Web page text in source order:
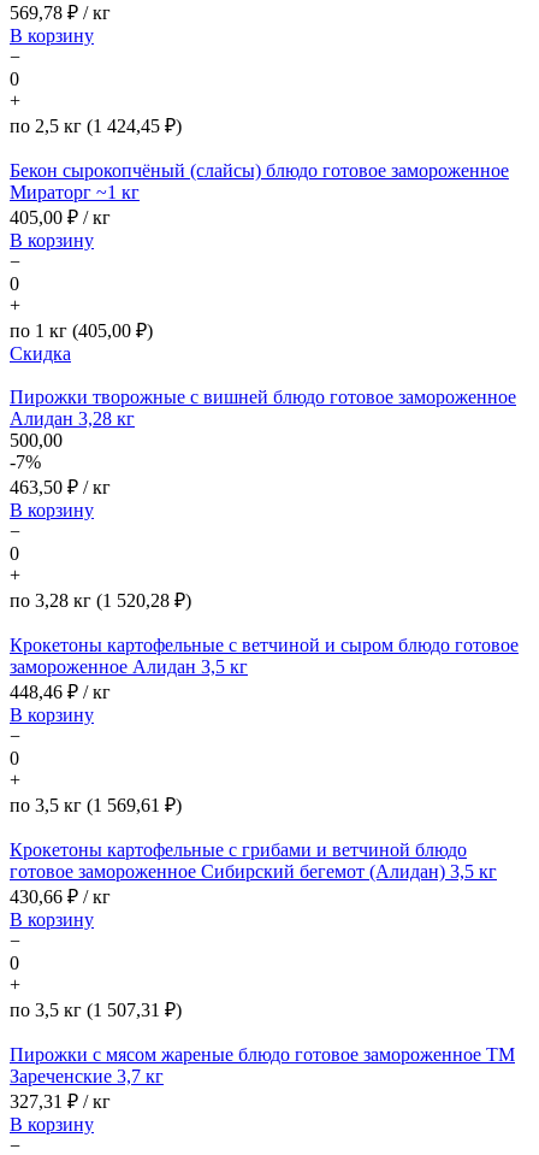
569,78 ₽ / кг
В корзину
−
0
+
по 2,5 кг (1 424,45 ₽)
Бекон сырокопчёный (слайсы) блюдо готовое замороженное
Мираторг ~1 кг
405,00 ₽ / кг
В корзину
−
0
+
по 1 кг (405,00 ₽)
Скидка
Пирожки творожные с вишней блюдо готовое замороженное
Алидан 3,28 кг
500,00
-7%
463,50 ₽ / кг
В корзину
−
0
+
по 3,28 кг (1 520,28 ₽)
Крокетоны картофельные с ветчиной и сыром блюдо готовое
замороженное Алидан 3,5 кг
448,46 ₽ / кг
В корзину
−
0
+
по 3,5 кг (1 569,61 ₽)
Крокетоны картофельные с грибами и ветчиной блюдо
готовое замороженное Сибирский бегемот (Алидан) 3,5 кг
430,66 ₽ / кг
В корзину
−
0
+
по 3,5 кг (1 507,31 ₽)
Пирожки с мясом жареные блюдо готовое замороженное ТМ
Зареченские 3,7 кг
327,31 ₽ / кг
В корзину
−